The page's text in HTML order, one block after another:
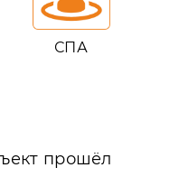
СПА
прошёл